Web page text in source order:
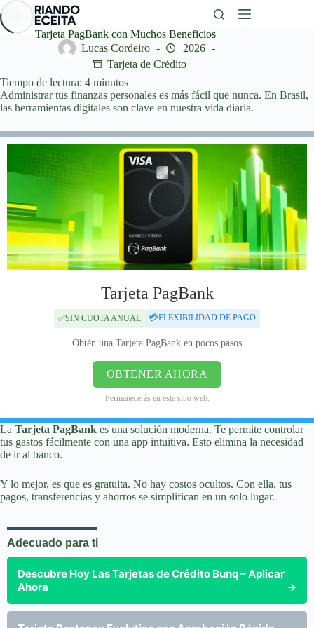
Saltar
al
contenidoTarjeta PagBank con Muchos Beneficios
Lucas Cordeiro
2026
Tarjeta de Crédito
Tiempo de lectura: 4 minutos
Administrar tus finanzas personales es más fácil que nunca. En Brasil,
las herramientas digitales son clave en nuestra vida diaria.
Tarjeta PagBank
✅SIN CUOTA ANUAL 💳FLEXIBILIDAD DE PAGO
Obtén una Tarjeta PagBank en pocos pasos
OBTENER AHORA
Permanecerás en este sitio web.
La Tarjeta PagBank es una solución moderna. Te permite controlar
tus gastos fácilmente con una app intuitiva. Esto elimina la necesidad
de ir al banco.
Y lo mejor, es que es gratuita. No hay costos ocultos. Con ella, tus
pagos, transferencias y ahorros se simplifican en un solo lugar.
Adecuado para ti
Descubre Hoy Las Tarjetas de Crédito Bunq – Aplicar
Ahora
→